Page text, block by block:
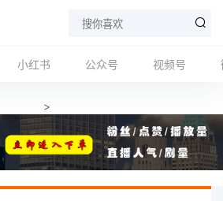
小红书 公众号 视频号
>